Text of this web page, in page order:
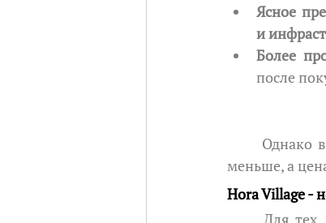
Ясное
и
Более
после
меньше, а
Hora Village -